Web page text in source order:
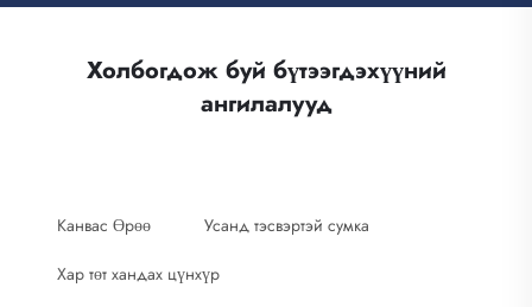
Холбогдож буй бүтээгдэхүүний
ангилалууд
Канвас Өрөө Усанд тэсвэртэй сумка
Хар төт хандах цүнхүр